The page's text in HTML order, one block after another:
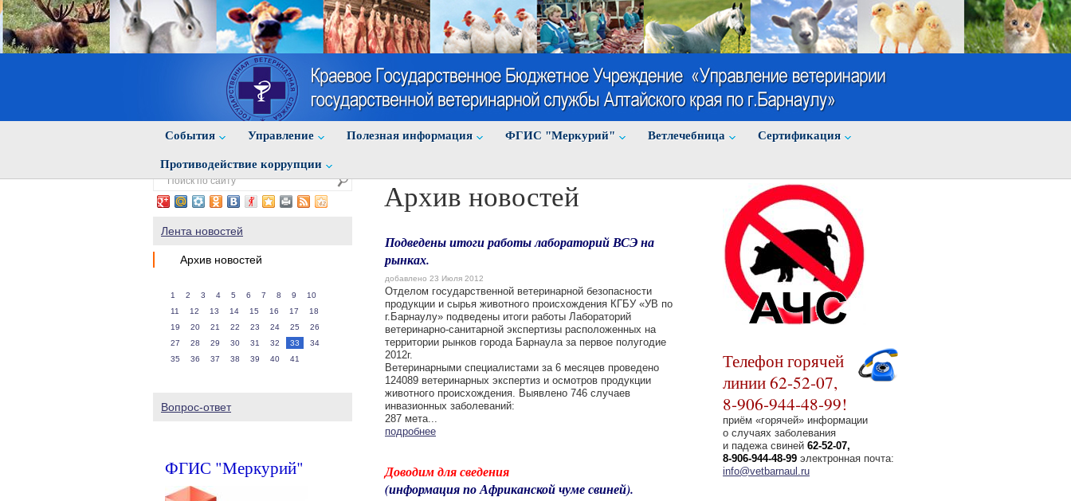
События Управление Полезная информация ФГИС "Меркурий" Ветлечебница Cертификация
Противодействие коррупции
Лента новостей
Архив новостей
1 2 3 4 5 6 7 8 9
10
11
12 13 14 15 16 17
18
19
20 21 22 23 24 25
26
27
28 29 30 31 32 33
34
35
36 37 38 39 40 41
Вопрос-ответ
ФГИС "Меркурий"
Архив новостей
Подведены итоги работы лабораторий ВСЭ на
рынках.
добавлено 23 Июля 2012
Отделом государственной ветеринарной безопасности
продукции и сырья животного происхождения КГБУ «УВ по
г.Барнаулу» подведены итоги работы Лабораторий
ветеринарно-санитарной экспертизы расположенных на
территории рынков города Барнаула за первое полугодие
2012г.
Ветеринарными специалистами за 6 месяцев проведено
124089 ветеринарных экспертиз и осмотров продукции
животного происхождения. Выявлено 746 случаев
инвазионных заболеваний:
287 мета...
подробнее
Доводим для сведения
(информация по Африканской чуме свиней).
Телефон горячей
линии 62-52-07,
8-906-944-48-99!
приём «горячей» информации
о случаях заболевания
и падежа свиней 62-52-07,
8-906-944-48-99 электронная почта:
info@vetbarnaul.ru